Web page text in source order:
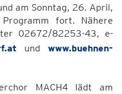
am Sonntag, 26. April,
fort. Nähere
02672/82253-43, e-
und www.buehnen-
MACH4 lädt am